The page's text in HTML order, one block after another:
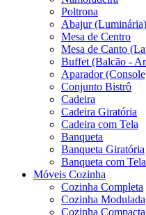
Poltrona
Abajur
Mesa de Centro
Mesa de Canto
Buffet (Balcão -
Aparador
Conjunto Bistrô
Cadeira
Cadeira Giratória
Cadeira com Tela
Banqueta
Banqueta Giratória
Banqueta com Tela
Móveis Cozinha
Cozinha Completa
Cozinha Modulada
Cozinha Compacta